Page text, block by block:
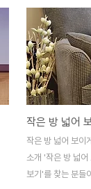
되어주기도 합니
에는 매일 같은 공
척 답답하게 느껴
리어를 바꾸며 느
말 소중했습니다.
이 되었던 원룸 분
세하게 정리해드릴
도, 시간과 노력을
족스러운 변화가
기를 다르게 연출
작은 방 넓어 보이
소개 '작은 방 넓어
보기'를 찾는 분들